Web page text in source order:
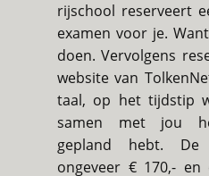
rijschool reserveert
examen voor je.
doen. Vervolgens
website van
taal, op het tijdstip
samen met jou
gepland hebt. De
ongeveer € 170,-